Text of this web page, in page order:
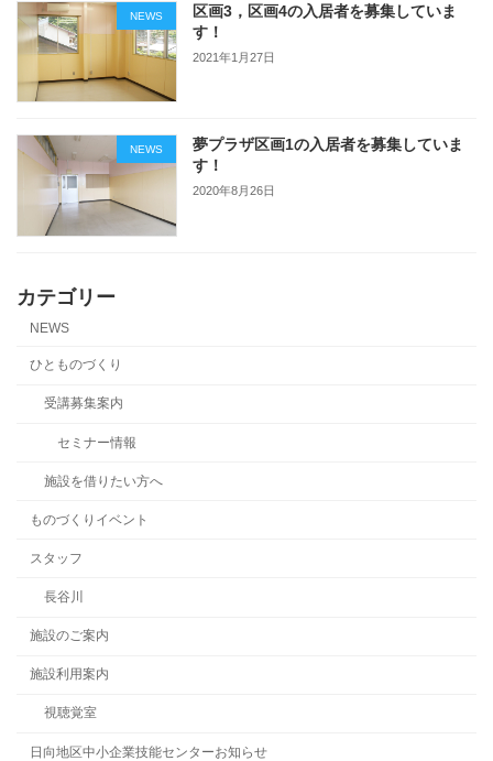
NEWS
区画3，区画4の入居者を募集していま
す！
2021年1月27日
NEWS
夢プラザ区画1の入居者を募集していま
す！
2020年8月26日
カテゴリー
NEWS
ひとものづくり
受講募集案内
セミナー情報
施設を借りたい方へ
ものづくりイベント
スタッフ
長谷川
施設のご案内
施設利用案内
視聴覚室
日向地区中小企業技能センターお知らせ